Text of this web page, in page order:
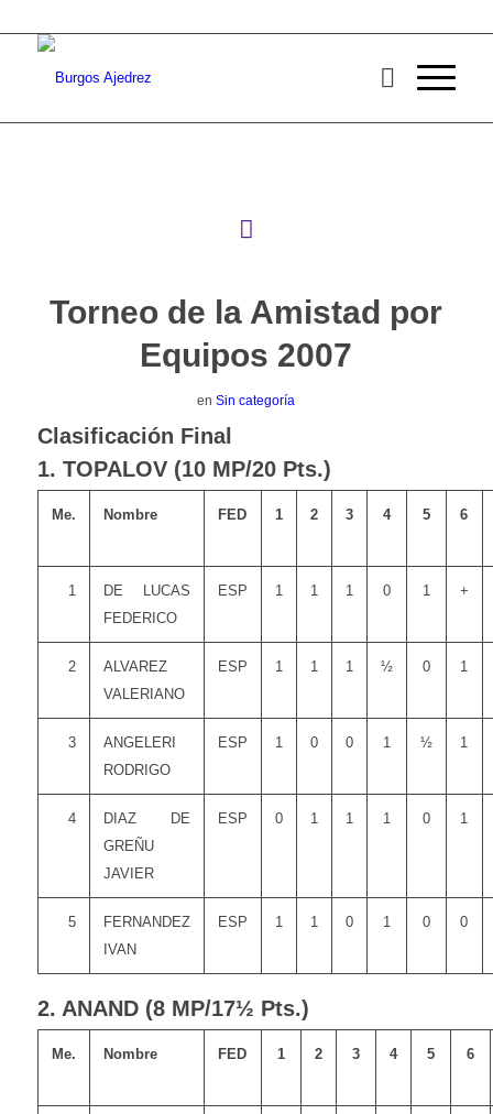
Torneo de la Amistad por
Equipos 2007
enSin categoría
Clasificación Final
1. TOPALOV (10 MP/20 Pts.)
Me. Nombre FED 1 2 3 4 5 6
1
DE LUCAS
FEDERICO
ESP 1 1 1 0 1 +
2
ALVAREZ
VALERIANO
ESP 1 1 1 ½ 0 1
3
ANGELERI
RODRIGO
ESP 1 0 0 1 ½ 1
4
DIAZ DE
GREÑU
JAVIER
ESP 0 1 1 1 0 1
5
FERNANDEZ
IVAN
ESP 1 1 0 1 0 0
2. ANAND (8 MP/17½ Pts.)
Me. Nombre FED 1 2 3 4 5 6